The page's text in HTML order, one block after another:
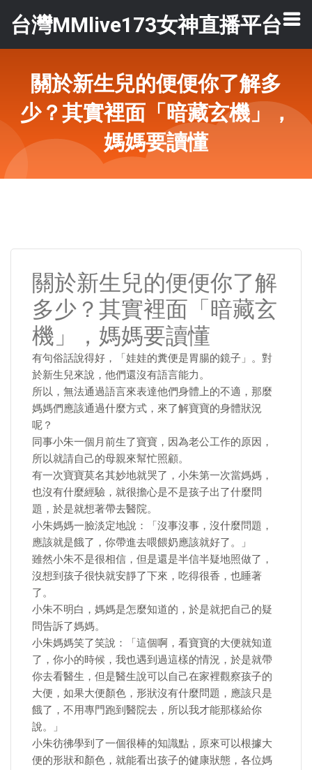
台灣MMlive173女神直播平台
關於新生兒的便便你了解多
少？其實裡面「暗藏玄機」，
媽媽要讀懂
關於新生兒的便便你了解
多少？其實裡面「暗藏玄
機」，媽媽要讀懂
有句俗話說得好，「娃娃的糞便是胃腸的鏡子」。對
於新生兒來說，他們還沒有語言能力。
所以，無法通過語言來表達他們身體上的不適，那麼
媽媽們應該通過什麼方式，來了解寶寶的身體狀況
呢？
同事小朱一個月前生了寶寶，因為老公工作的原因，
所以就請自己的母親來幫忙照顧。
有一次寶寶莫名其妙地就哭了，小朱第一次當媽媽，
也沒有什麼經驗，就很擔心是不是孩子出了什麼問
題，於是就想著帶去醫院。
小朱媽媽一臉淡定地說：「沒事沒事，沒什麼問題，
應該就是餓了，你帶進去喂餵奶應該就好了。」
雖然小朱不是很相信，但是還是半信半疑地照做了，
沒想到孩子很快就安靜了下來，吃得很香，也睡著
了。
小朱不明白，媽媽是怎麼知道的，於是就把自己的疑
問告訴了媽媽。
小朱媽媽笑了笑說：「這個啊，看寶寶的大便就知道
了，你小的時候，我也遇到過這樣的情況，於是就帶
你去看醫生，但是醫生說可以自己在家裡觀察孩子的
大便，如果大便顏色，形狀沒有什麼問題，應該只是
餓了，不用專門跑到醫院去，所以我才能那樣給你
說。」
小朱彷彿學到了一個很棒的知識點，原來可以根據大
便的形狀和顏色，就能看出孩子的健康狀態，各位媽